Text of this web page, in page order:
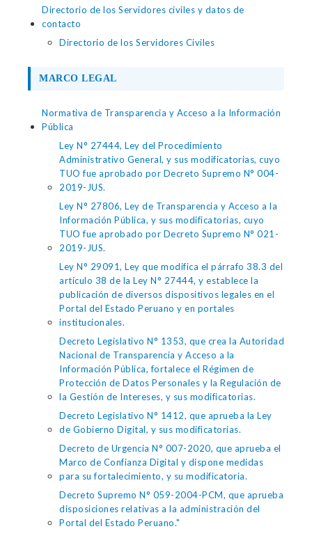
Directorio de los Servidores civiles y datos de
contacto
Directorio de los Servidores Civiles
MARCO LEGAL
Normativa de Transparencia y Acceso a la Información
Pública
Ley N° 27444, Ley del Procedimiento
Administrativo General, y sus modificatorias, cuyo
TUO fue aprobado por Decreto Supremo N° 004-
2019-JUS.
Ley N° 27806, Ley de Transparencia y Acceso a la
Información Pública, y sus modificatorias, cuyo
TUO fue aprobado por Decreto Supremo N° 021-
2019-JUS.
Ley N° 29091, Ley que modifica el párrafo 38.3 del
artículo 38 de la Ley N° 27444, y establece la
publicación de diversos dispositivos legales en el
Portal del Estado Peruano y en portales
institucionales.
Decreto Legislativo N° 1353, que crea la Autoridad
Nacional de Transparencia y Acceso a la
Información Pública, fortalece el Régimen de
Protección de Datos Personales y la Regulación de
la Gestión de Intereses, y sus modificatorias.
Decreto Legislativo N° 1412, que aprueba la Ley
de Gobierno Digital, y sus modificatorias.
Decreto de Urgencia N° 007-2020, que aprueba el
Marco de Confianza Digital y dispone medidas
para su fortalecimiento, y su modificatoria.
Decreto Supremo N° 059-2004-PCM, que aprueba
disposiciones relativas a la administración del
Portal del Estado Peruano."